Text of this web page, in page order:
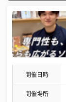
開催日時
開催場所